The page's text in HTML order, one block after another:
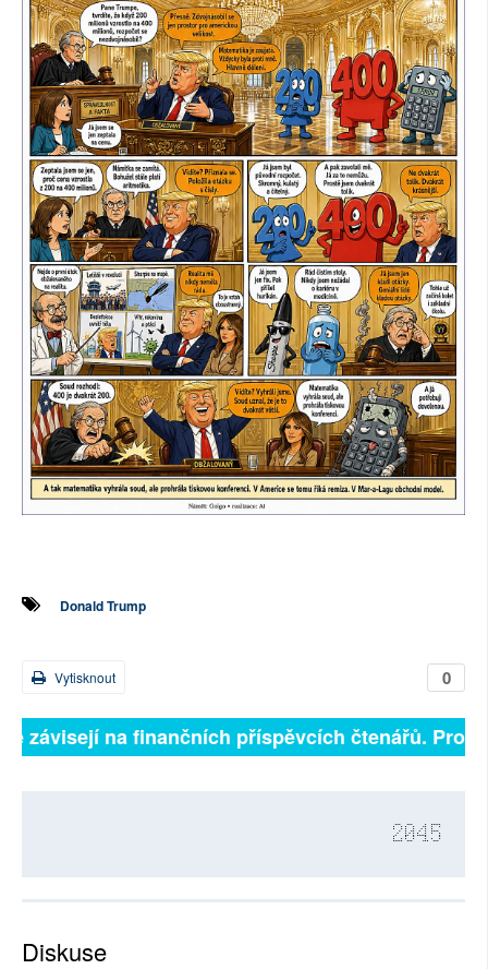
SOCIÁLNÍ SÍTĚ
RUBRIKY
PLNÁ VERZE STRÁNEK
Donald Trump
0
Vytisknout
závisejí na finančních příspěvcích čtenářů.
2045
Diskuse